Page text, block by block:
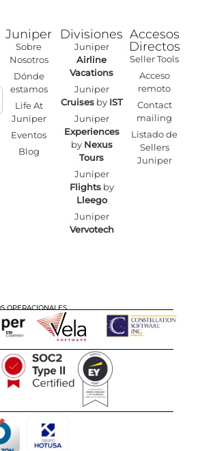
Juniper
Sobre
Nosotros
Dónde
estamos
Life At
Juniper
Eventos
Blog
Divisiones
Juniper
Airline
Vacations
Juniper
Cruisesby IST
Juniper
Experiences
by Nexus
Tours
Juniper
Flightsby
Lleego
Juniper
Vervotech
Accesos
Directos
Seller Tools
Acceso
remoto
Contact
mailing
Listado de
Sellers
Juniper
OPERACIONALES